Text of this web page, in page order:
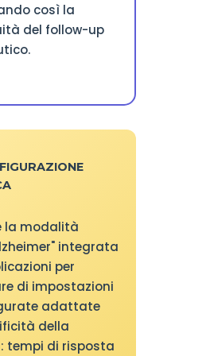
così la
del follow-up
la modalità
integrata
per
di impostazioni
adattate
della
tempi di risposta